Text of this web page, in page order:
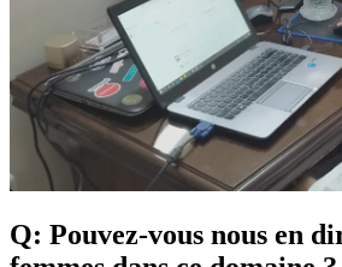
Q: Pouvez-vous nous en